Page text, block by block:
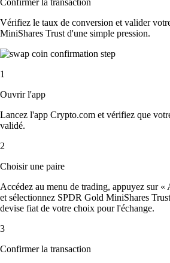
Confirmer la transaction
Vérifiez le taux de conversion et valider
MiniShares Trust d'une simple pression.
1
Ouvrir l'app
Lancez l'app Crypto.com et vérifiez que
validé.
2
Choisir une paire
Accédez au menu de trading, appuyez sur «
et sélectionnez SPDR Gold MiniShares
devise fiat de votre choix pour l'échange.
3
Confirmer la transaction